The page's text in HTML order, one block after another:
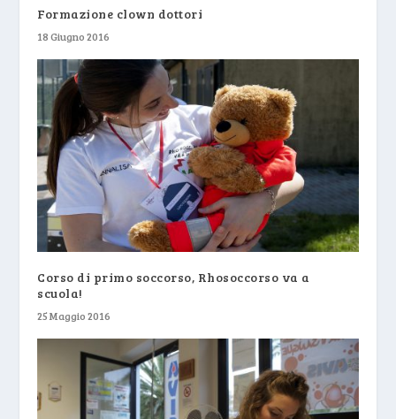
Formazione clown dottori
18 Giugno 2016
Corso di primo soccorso, Rhosoccorso va a
scuola!
25 Maggio 2016